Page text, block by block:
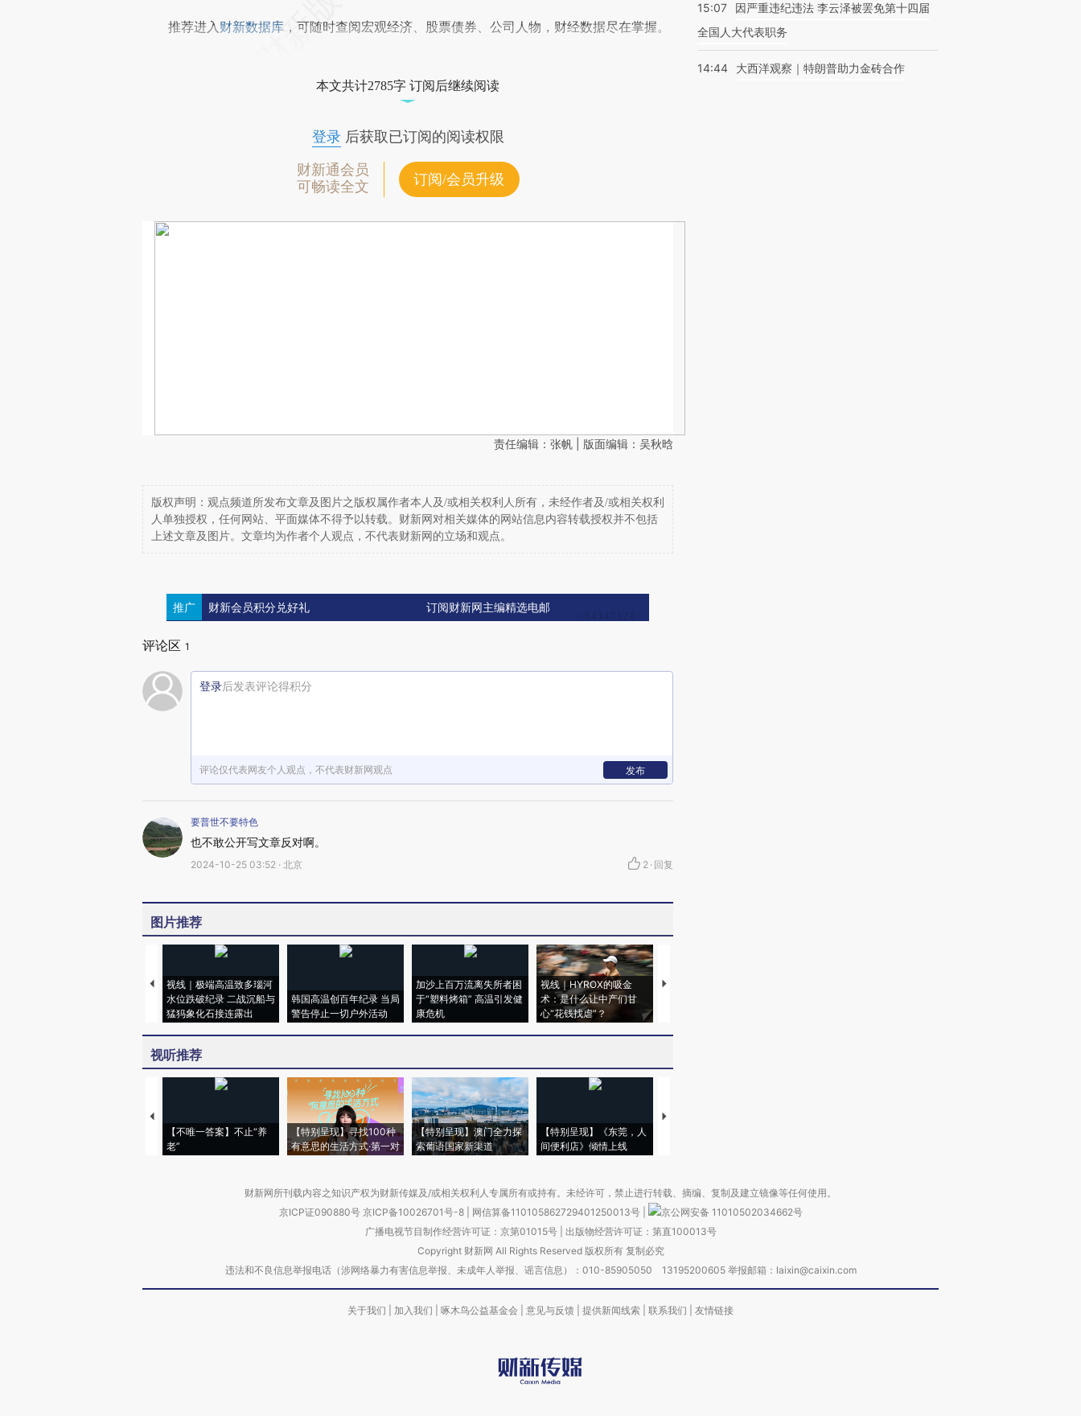
推荐进入 财新数据库 ，可随时查阅宏观经济、股票债券、公司人物，财经数据尽在掌握。
本文共计2785字 订阅后继续阅读
登录后获取已订阅的阅读权限
财新通会员
可畅读全文
订阅/会员升级
责任编辑：张帆 | 版面编辑：吴秋晗
版权声明：观点频道所发布文章及图片之版权属作者本人及/或相关权利人所有，未经作者及/或相关权利
人单独授权，任何网站、平面媒体不得予以转载。财新网对相关媒体的网站信息内容转载授权并不包括
上述文章及图片。文章均为作者个人观点，不代表财新网的立场和观点。
推广 财新会员积分兑好礼 订阅财新网主编精选电邮
评论区 1
登录后发表评论得积分
评论仅代表网友个人观点，不代表财新网观点 发布
要普世不要特色
也不敢公开写文章反对啊。
2024-10-25 03:52 · 北京 2 · 回复
图片推荐
视线｜极端高温致多瑙河
水位跌破纪录 二战沉船与
猛犸象化石接连露出
韩国高温创百年纪录 当局
警告停止一切户外活动
加沙上百万流离失所者困
于“塑料烤箱” 高温引发健
康危机
视线｜HYROX的吸金
术：是什么让中产们甘
心“花钱找虐”？
马航飞行员跨国走私7万
视听推荐
【不唯一答案】不止“养
老”
【特别呈现】寻找100种
有意思的生活方式·第一对
【特别呈现】澳门全力探
索葡语国家新渠道
【特别呈现】《东莞，人
间便利店》倾情上线
【推广】走进第四届链博
15:07
因严重违纪违法 李云泽被罢免第十四届
全国人大代表职务
14:44 大西洋观察｜特朗普助力金砖合作
财新网所刊载内容之知识产权为财新传媒及/或相关权利人专属所有或持有。未经许可，禁止进行转载、摘编、复制及建立镜像等任何使用。
京ICP证090880号 京ICP备10026701号-8 网信算备110105862729401250013号
京公网安备 11010502034662号
广播电视节目制作经营许可证：京第01015号| 出版物经营许可证：第直100013号
Copyright 财新网 All Rights Reserved 版权所有 复制必究
违法和不良信息举报电话（涉网络暴力有害信息举报、未成年人举报、谣言信息）：010-85905050 13195200605 举报邮箱：laixin@caixin.com
关于我们 加入我们 啄木鸟公益基金会 意见与反馈 提供新闻线索 联系我们 友情链接